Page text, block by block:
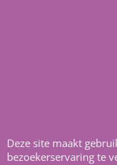
Heeft u
Deze site maakt
bezoekerservaring te